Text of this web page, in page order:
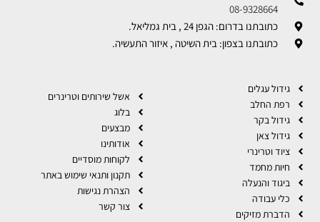
08-9328664
כתובתנו בדרום: הגפן 24 , בית גמליאל.
כתובתנו בצפון: בית השיטה , איזור התעשיה.
גידול עגלים
רפת החלב
גידול בקר
גידול צאן
ציוד וטרינרי
חיות מחמד
ביגוד והנעלה
כלי עבודה
הדברת מזיקים
אשל שירותים וטרינרים
בלוג
מבצעים
אודותינו
לקוחות מוסדיים
תקנון ותנאי שימוש באתר
הצהרת נגישות
צור קשר